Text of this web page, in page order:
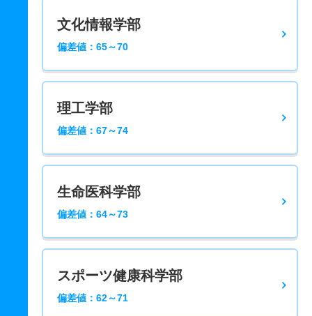
文化情報学部
偏差値：65～70
理工学部
偏差値：67～74
生命医科学部
偏差値：64～73
スポーツ健康科学部
偏差値：62～71